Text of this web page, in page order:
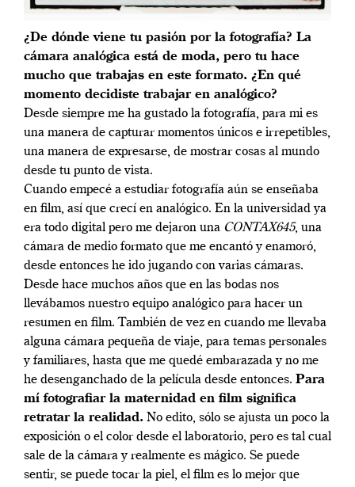
¿De dónde viene tu pasión por la fotografía? La
cámara analógica está de moda, pero tu hace
mucho que trabajas en este formato. ¿En qué
momento decidiste trabajar en analógico?
Desde siempre me ha gustado la fotografía, para mi es
una manera de capturar momentos únicos e irrepetibles,
una manera de expresarse, de mostrar cosas al mundo
desde tu punto de vista.
Cuando empecé a estudiar fotografía aún se enseñaba
en film, así que crecí en analógico. En la universidad ya
era todo digital pero me dejaron una CONTAX645, una
cámara de medio formato que me encantó y enamoró,
desde entonces he ido jugando con varias cámaras.
Desde hace muchos años que en las bodas nos
llevábamos nuestro equipo analógico para hacer un
resumen en film. También de vez en cuando me llevaba
alguna cámara pequeña de viaje, para temas personales
y familiares, hasta que me quedé embarazada y no me
he desenganchado de la película desde entonces. Para
mí fotografiar la maternidad en film significa
retratar la realidad. No edito, sólo se ajusta un poco la
exposición o el color desde el laboratorio, pero es tal cual
sale de la cámara y realmente es mágico. Se puede
sentir, se puede tocar la piel, el film es lo mejor que